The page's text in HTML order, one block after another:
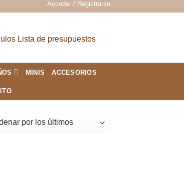
Acceder / Registrarse
Lista de presupuestos
MINIS ACCESORIOS